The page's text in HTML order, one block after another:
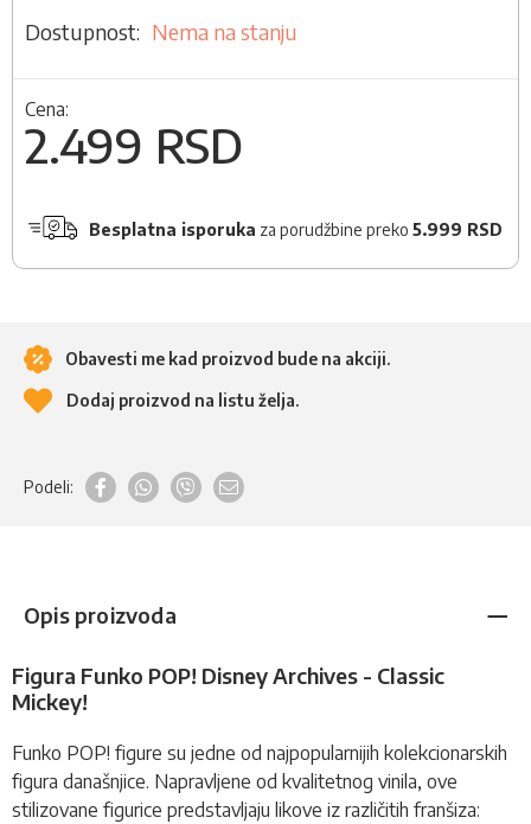
Nema na stanju
Cena:
2.499 RSD
Besplatna isporuka za porudžbine preko 5.999 RSD
Obavesti me kad proizvod bude na akciji.
Dodaj proizvod na listu želja.
Podeli:
Opis proizvoda
Figura Funko POP! Disney Archives - Classic
Mickey!
Funko POP! figure su jedne od najpopularnijih kolekcionarskih
figura današnjice. Napravljene od kvalitetnog vinila, ove
stilizovane figurice predstavljaju likove iz različitih franšiza: